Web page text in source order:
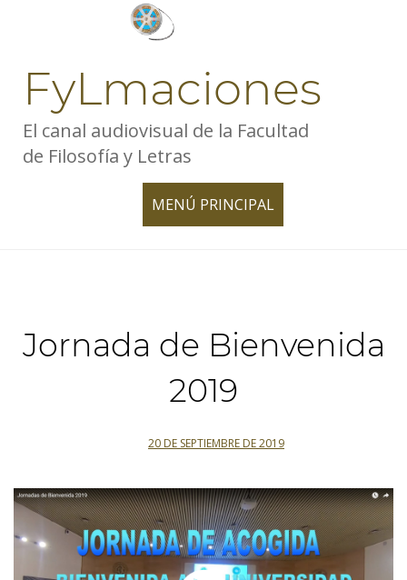
FyLmaciones
El canal audiovisual de la Facultad
de Filosofía y Letras
MENÚ PRINCIPAL
TOGGLE
Jornada de Bienvenida
2019
20 DE SEPTIEMBRE DE 2019